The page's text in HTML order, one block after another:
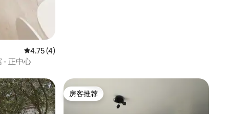
价 平均评分 4.75 分（满分 5 分），共 4 条评价
4.75 (4)
- 正中心
房客推荐
房客推荐